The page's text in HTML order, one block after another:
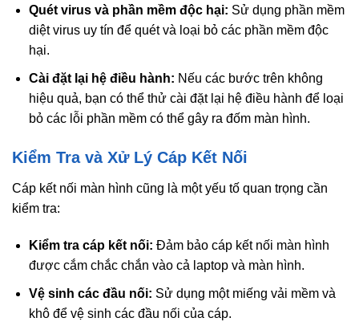
Quét virus và phần mềm độc hại: Sử dụng phần mềm
diệt virus uy tín để quét và loại bỏ các phần mềm độc
hại.
Cài đặt lại hệ điều hành: Nếu các bước trên không
hiệu quả, bạn có thể thử cài đặt lại hệ điều hành để loại
bỏ các lỗi phần mềm có thể gây ra đốm màn hình.
Kiểm Tra và Xử Lý Cáp Kết Nối
Cáp kết nối màn hình cũng là một yếu tố quan trọng cần
kiểm tra:
Kiểm tra cáp kết nối: Đảm bảo cáp kết nối màn hình
được cắm chắc chắn vào cả laptop và màn hình.
Vệ sinh các đầu nối: Sử dụng một miếng vải mềm và
khô để vệ sinh các đầu nối của cáp.